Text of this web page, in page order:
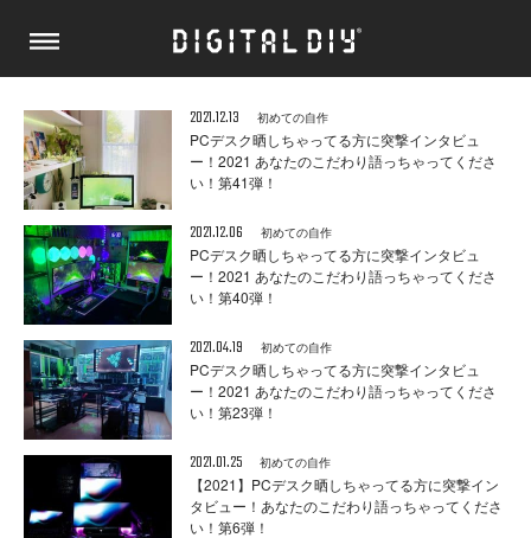
2021.12.13 初めての自作
PCデスク晒しちゃってる方に突撃インタビュ
ー！2021 あなたのこだわり語っちゃってくださ
い！第41弾！
2021.12.06 初めての自作
PCデスク晒しちゃってる方に突撃インタビュ
ー！2021 あなたのこだわり語っちゃってくださ
い！第40弾！
2021.04.19 初めての自作
PCデスク晒しちゃってる方に突撃インタビュ
ー！2021 あなたのこだわり語っちゃってくださ
い！第23弾！
2021.01.25 初めての自作
【2021】PCデスク晒しちゃってる方に突撃イン
タビュー！あなたのこだわり語っちゃってくださ
い！第6弾！